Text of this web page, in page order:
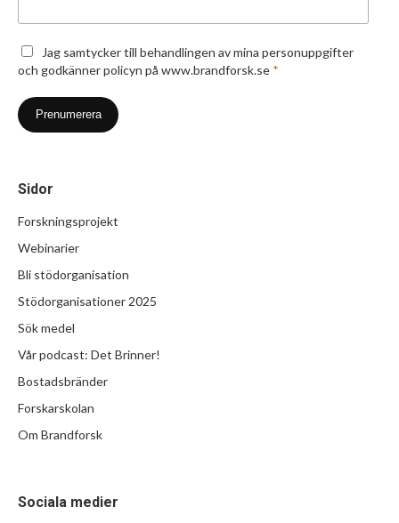
Jag samtycker till behandlingen av mina personuppgifter
och godkänner policyn på www.brandforsk.se *
Sidor
Forskningsprojekt
Webinarier
Bli stödorganisation
Stödorganisationer 2025
Sök medel
Vår podcast: Det Brinner!
Bostadsbränder
Forskarskolan
Om Brandforsk
Sociala medier